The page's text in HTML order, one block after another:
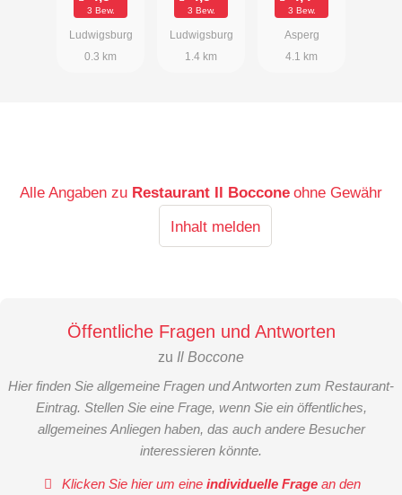
3 Bew.
Ludwigsburg
0.3 km
3 Bew.
Ludwigsburg
1.4 km
3 Bew.
Asperg
4.1 km
Alle Angaben zu Restaurant Il Boccone ohne Gewähr
Inhalt melden
Öffentliche Fragen und Antworten
zu Il Boccone
Hier finden Sie allgemeine Fragen und Antworten zum Restaurant-
Eintrag. Stellen Sie eine Frage, wenn Sie ein öffentliches,
allgemeines Anliegen haben, das auch andere Besucher
interessieren könnte.
Klicken Sie hier um eineindividuelle Frage an den